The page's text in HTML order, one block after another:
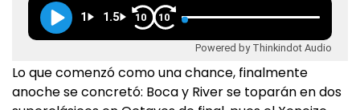
1 1.5 10 10
Powered by Thinkindot Audio
Lo que comenzó como una chance, finalmente
anoche se concretó: Boca y River se toparán en dos